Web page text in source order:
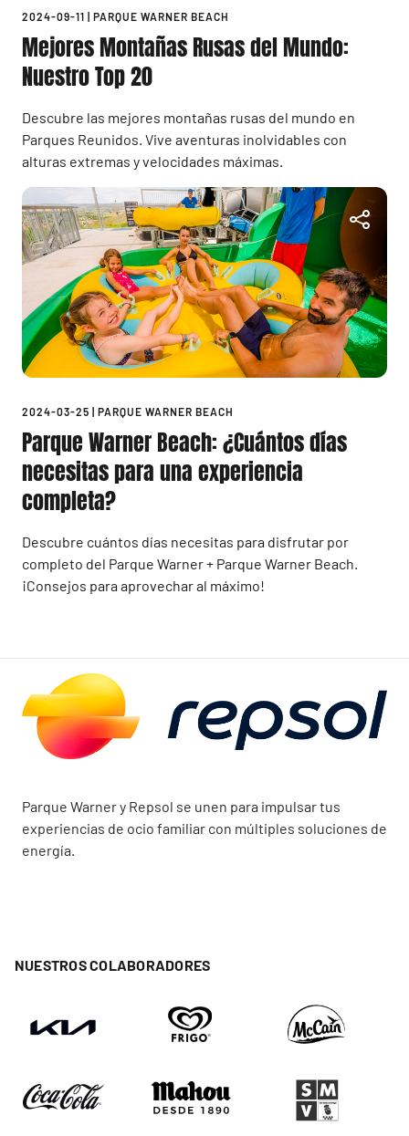
2024-09-11 PARQUE WARNER BEACH
Mejores Montañas Rusas del Mundo:
Nuestro Top 20
Descubre las mejores montañas rusas del mundo en
Parques Reunidos. Vive aventuras inolvidables con
alturas extremas y velocidades máximas.
2024-03-25 PARQUE WARNER BEACH
Parque Warner Beach: ¿Cuántos días
necesitas para una experiencia
completa?
Descubre cuántos días necesitas para disfrutar por
completo del Parque Warner + Parque Warner Beach.
¡Consejos para aprovechar al máximo!
Parque Warner y Repsol se unen para impulsar tus
experiencias de ocio familiar con múltiples soluciones de
energía.
NUESTROS COLABORADORES